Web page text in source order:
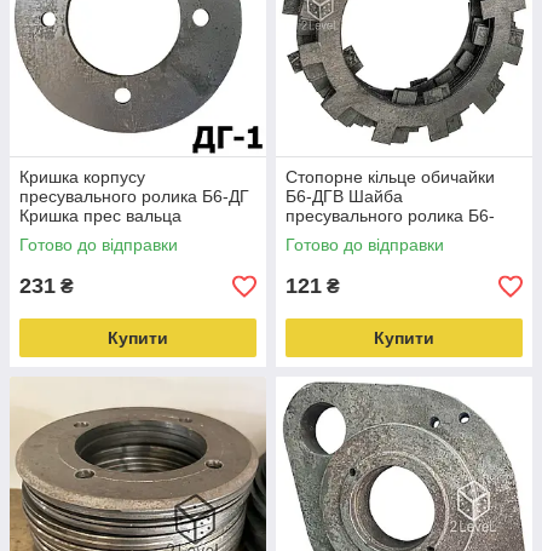
Кришка корпусу
пресувального ролика Б6-ДГ
Кришка прес вальца
гранулятора Б6ДГВ Кришка
ролика ДГВ
Готово до відправки
231 ₴
Купити
Стопорне кільце обичайки
Б6-ДГВ Шайба
пресувального ролика Б6-
ДГВ Стопорана прокладка
прес ролика ДГВ
Готово до відправки
121 ₴
Купити